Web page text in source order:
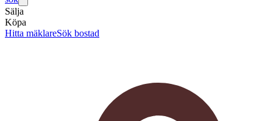
Sälja
Köpa
Hitta mäklareSök bostad